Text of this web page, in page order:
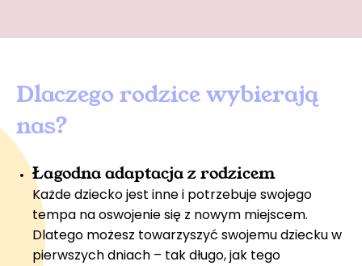
Dlaczego rodzice wybierają
nas?
Łagodna adaptacja z rodzicem
Każde dziecko jest inne i potrzebuje swojego
tempa na oswojenie się z nowym miejscem.
Dlatego możesz towarzyszyć swojemu dziecku w
pierwszych dniach – tak długo, jak tego